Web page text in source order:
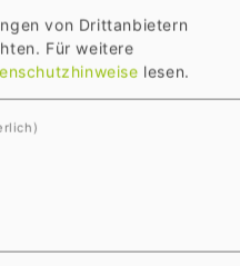
von Drittanbietern
Für weitere
lesen.